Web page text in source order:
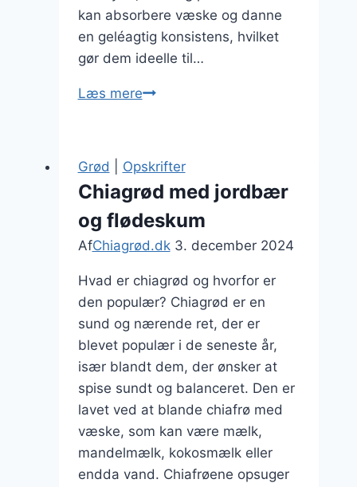
kan absorbere væske og danne
en geléagtig konsistens, hvilket
gør dem ideelle til…
Læs mereChiagrød
chokolade
sesamfrø
som
treat
Grød Opskrifter
Chiagrød med jordbær
og flødeskum
AfChiagrød.dk 3. december 2024
Hvad er chiagrød og hvorfor er
den populær? Chiagrød er en
sund og nærende ret, der er
blevet populær i de seneste år,
især blandt dem, der ønsker at
spise sundt og balanceret. Den er
lavet ved at blande chiafrø med
væske, som kan være mælk,
mandelmælk, kokosmælk eller
endda vand. Chiafrøene opsuger